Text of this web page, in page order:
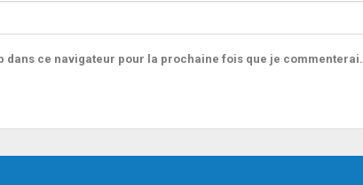
dans ce navigateur pour la prochaine fois que je commenterai.